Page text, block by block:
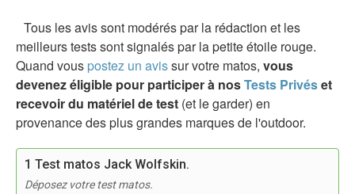
Tous les avis sont modérés par la rédaction et les
meilleurs tests sont signalés par la petite étoile rouge.
Quand vous postez un avissur votre matos, vous
devenez éligible pour participer à nosTests Privéset
recevoir du matériel de test (et le garder) en
provenance des plus grandes marques de l'outdoor.
1 Test matos Jack Wolfskin.
Déposez votre test matos.